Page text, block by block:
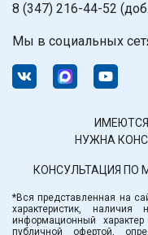
8 (347) 216-44-52
Мы в социальных
НУЖНА
КОНСУЛЬТАЦИЯ ПО
*Вся представленная на
характеристик,
информационный
публичной офертой,